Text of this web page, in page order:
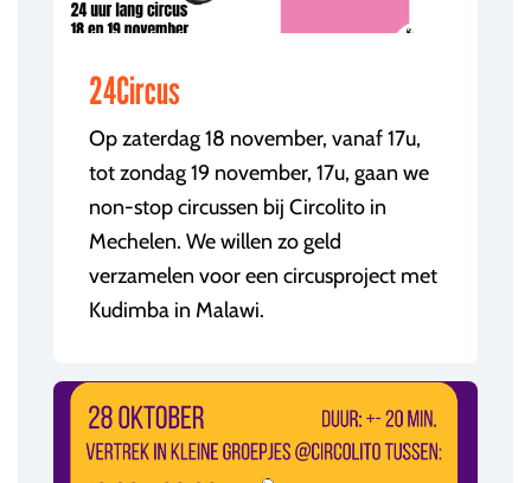
24Circus
Op zaterdag 18 november, vanaf 17u,
tot zondag 19 november, 17u, gaan we
non-stop circussen bij Circolito in
Mechelen. We willen zo geld
verzamelen voor een circusproject met
Kudimba in Malawi.